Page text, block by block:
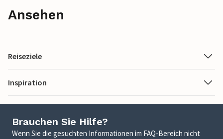
Ansehen
Reiseziele
Inspiration
Brauchen Sie Hilfe?
Wenn Sie die gesuchten Informationen im FAQ-Bereich nicht